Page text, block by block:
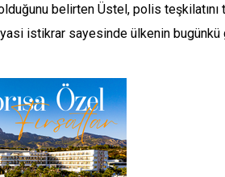
belirten Üstel, polis teşkilatını
istikrar sayesinde ülkenin bugünkü